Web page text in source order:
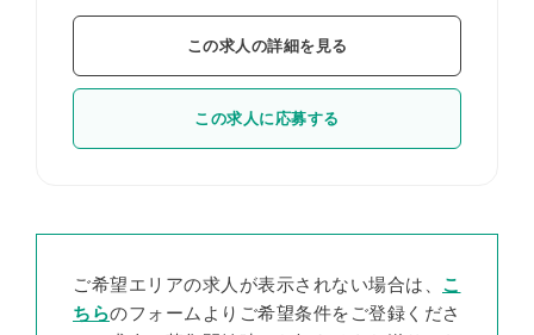
この求人の詳細を見る
この求人に応募する
ご希望エリアの求人が表示されない場合は、 こ
ちらのフォームよりご希望条件をご登録くださ